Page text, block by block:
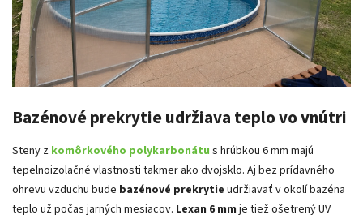
Bazénové prekrytie udržiava teplo vo vnútri
Steny z komôrkového polykarbonátu s hrúbkou 6 mm majú
tepelnoizolačné vlastnosti takmer ako dvojsklo. Aj bez prídavného
ohrevu vzduchu bude bazénové prekrytie udržiavať v okolí bazéna
teplo už počas jarných mesiacov. Lexan 6 mm je tiež ošetrený UV